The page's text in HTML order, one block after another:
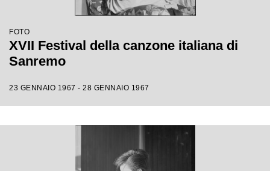
FOTO
XVII Festival della canzone italiana di
Sanremo
23 GENNAIO 1967 - 28 GENNAIO 1967